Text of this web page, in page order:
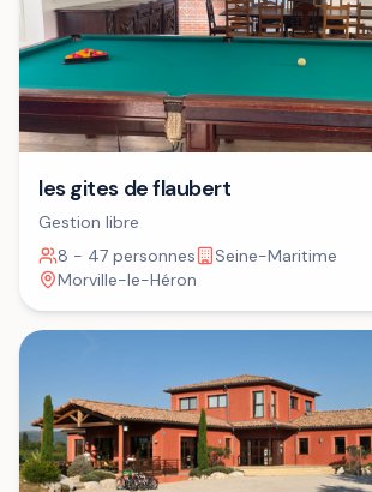
les gites de flaubert
Gestion libre
8 - 47 personnes
Seine-Maritime
Morville-le-Héron